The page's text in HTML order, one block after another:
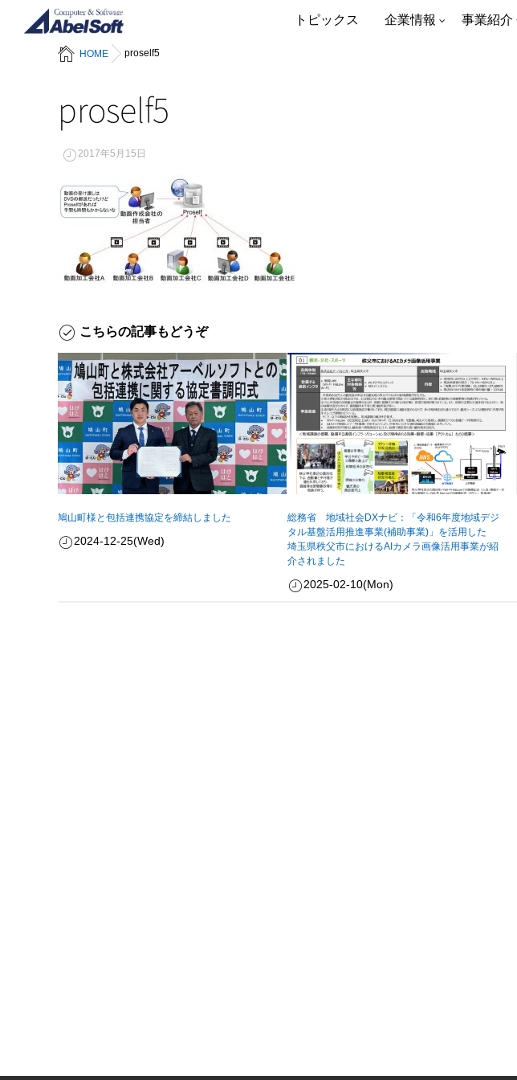
トピックス 企業情報 事業紹介
HOME proself5
proself5
2017年5月15日
こちらの記事もどうぞ
鳩山町様と包括連携協定を締結しました
2024-12-25(Wed)
総務省 地域社会DXナビ：「令和6年度地域デジ
タル基盤活用推進事業(補助事業)」を活用した
埼玉県秩父市におけるAIカメラ画像活用事業が紹
介されました
2025-02-10(Mon)